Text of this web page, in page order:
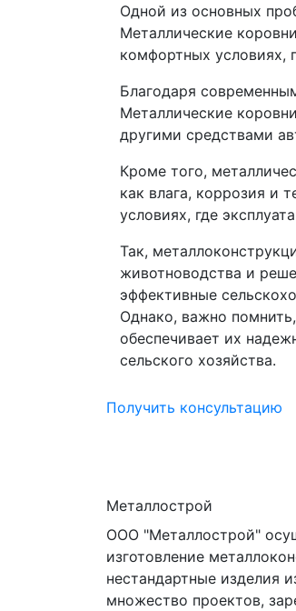
Одной из основных
Металлические
комфортных условиях,
Благодаря
Металлические
другими средствами
Кроме того,
как влага, коррозия и
условиях, где
Так,
животноводства и
эффективные
Однако, важно
обеспечивает их
сельского хозяйства.
Получить консультацию
Металлострой
ООО "Металлострой"
изготовление
нестандартные изделия
множество проектов,